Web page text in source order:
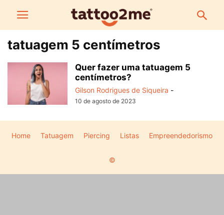
tatuagem 5 centímetros
Quer fazer uma tatuagem 5
centímetros?
Gilson Rodrigues de Siqueira -
10 de agosto de 2023
Home Tatuagem Piercing Listas Empreendedorismo
©